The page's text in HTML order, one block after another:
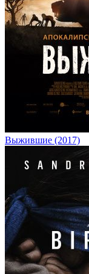
Выжившие (2017)